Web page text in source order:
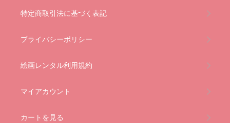
特定商取引法に基づく表記
プライバシーポリシー
絵画レンタル利用規約
マイアカウント
カートを見る